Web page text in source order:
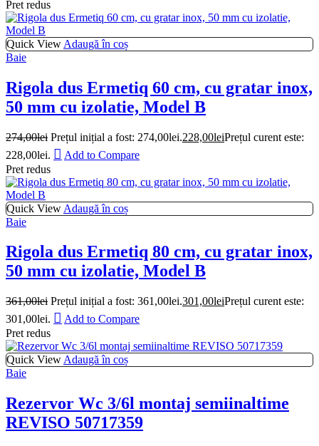
Pret redus
Quick View Adaugă în coș
Baie
Rigola dus Ermetiq 60 cm, cu gratar inox,
50 mm cu izolatie, Model B
274,00lei Prețul inițial a fost: 274,00lei.228,00leiPrețul curent este:
228,00lei.
Add to Compare
Pret redus
Quick View Adaugă în coș
Baie
Rigola dus Ermetiq 80 cm, cu gratar inox,
50 mm cu izolatie, Model B
361,00lei Prețul inițial a fost: 361,00lei.301,00leiPrețul curent este:
301,00lei.
Add to Compare
Pret redus
Quick View Adaugă în coș
Baie
Rezervor Wc 3/6l montaj semiinaltime
REVISO 50717359